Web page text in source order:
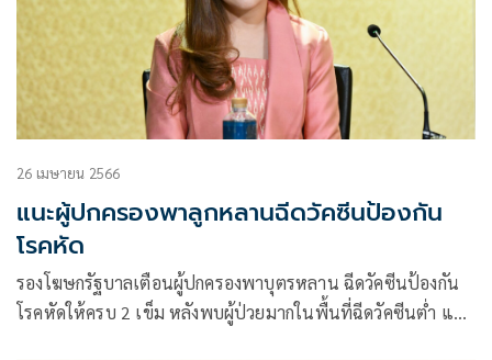
26 เมษายน 2566
แนะผู้ปกครองพาลูกหลานฉีดวัคซีนป้องกัน
โรคหัด
รองโฆษกรัฐบาลเตือนผู้ปกครองพาบุตรหลาน ฉีดวัคซีนป้องกัน
โรคหัดให้ครบ 2 เข็ม หลังพบผู้ป่วยมากในพื้นที่ฉีดวัคซีนต่ำ และ